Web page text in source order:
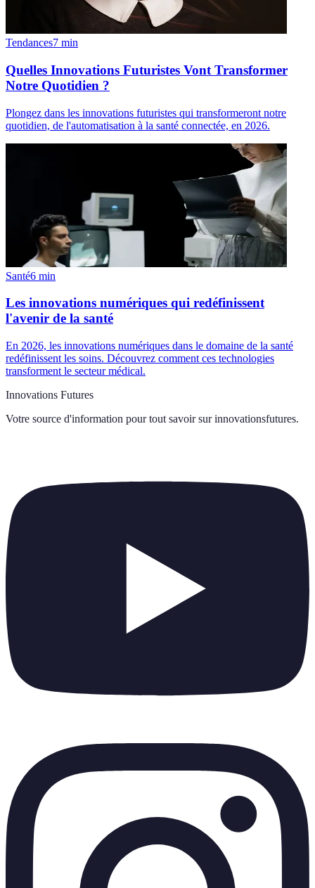
Tendances7 min
Quelles Innovations Futuristes Vont Transformer
Notre Quotidien ?
Plongez dans les innovations futuristes qui transformeront notre
quotidien, de l'automatisation à la santé connectée, en 2026.
Santé6 min
Les innovations numériques qui redéfinissent
l'avenir de la santé
En 2026, les innovations numériques dans le domaine de la santé
redéfinissent les soins. Découvrez comment ces technologies
transforment le secteur médical.
Innovations Futures
Votre source d'information pour tout savoir sur innovationsfutures.